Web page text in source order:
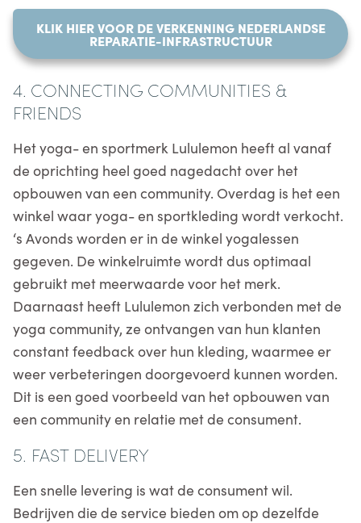
KLIK HIER VOOR DE VERKENNING NEDERLANDSE
REPARATIE-INFRASTRUCTUUR
4. CONNECTING COMMUNITIES &
FRIENDS
Het yoga- en sportmerk Lululemon heeft al vanaf
de oprichting heel goed nagedacht over het
opbouwen van een community. Overdag is het een
winkel waar yoga- en sportkleding wordt verkocht.
‘s Avonds worden er in de winkel yogalessen
gegeven. De winkelruimte wordt dus optimaal
gebruikt met meerwaarde voor het merk.
Daarnaast heeft Lululemon zich verbonden met de
yoga community, ze ontvangen van hun klanten
constant feedback over hun kleding, waarmee er
weer verbeteringen doorgevoerd kunnen worden.
Dit is een goed voorbeeld van het opbouwen van
een community en relatie met de consument.
5. FAST DELIVERY
Een snelle levering is wat de consument wil.
Bedrijven die de service bieden om op dezelfde